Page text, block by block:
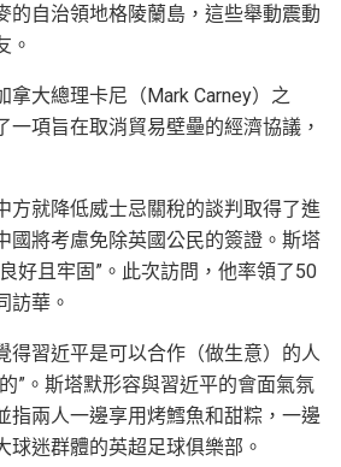
的自治領地格陵蘭島，這些舉動震動
。
拿大總理卡尼（Mark Carney）之
一項旨在取消貿易壁壘的經濟協議，
方就降低威士忌關稅的談判取得了進
國將考慮免除英國公民的簽證。斯塔
好且牢固”。此次訪問，他率領了50
訪華。
得習近平是可以合作（做生意）的人
”。斯塔默形容與習近平的會面氣氛
指兩人一邊享用烤鱈魚和甜粽，一邊
球迷群體的英超足球俱樂部。